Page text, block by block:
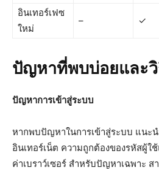
อินเทอร์เฟซ
ใหม่
– ✓
ปัญหาที่พบบ่อยและ
ปัญหาการเข้าสู่ระบบ
หากพบปัญหาในการเข้าสู่ระบบ แนะ
อินเทอร์เน็ต ความถูกต้องของรหัสผู้ใ
ค่าเบราว์เซอร์ สำหรับปัญหาเฉพาะ